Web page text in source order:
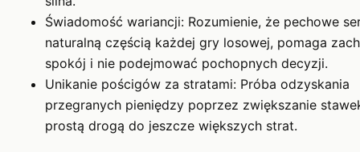
Świadomość wariancji: Rozumienie, że pechowe
naturalną częścią każdej gry losowej, pomaga
spokój i nie podejmować pochopnych decyzji.
Unikanie pościgów za stratami: Próba odzyskania
przegranych pieniędzy poprzez zwiększanie
prostą drogą do jeszcze większych strat.